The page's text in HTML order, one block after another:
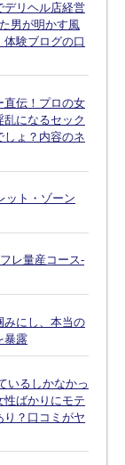
デリヘル店経営
男が明かす風
験ブログの口
直伝！プロの女
になるセック
しょ？内容のネ
ット・ゾーン
レ量産コース-
みにし、本当の
暴露
いるしかなかっ
性ばかりにモテ
り？口コミがヤ